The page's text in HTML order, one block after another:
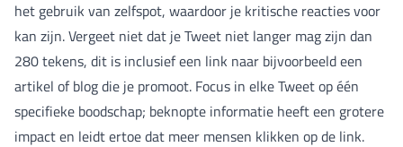
het gebruik van zelfspot, waardoor je kritische reacties voor
kan zijn. Vergeet niet dat je Tweet niet langer mag zijn dan
280 tekens, dit is inclusief een link naar bijvoorbeeld een
artikel of blog die je promoot. Focus in elke Tweet op één
specifieke boodschap; beknopte informatie heeft een grotere
impact en leidt ertoe dat meer mensen klikken op de link.